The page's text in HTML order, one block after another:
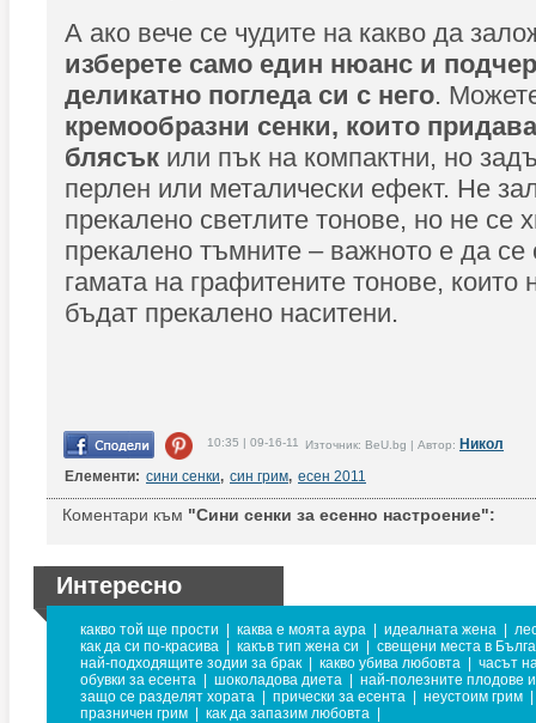
А ако вече се чудите на какво да
изберете само един нюанс и
деликатно погледа си с него.
кремообразни сенки, които
блясък или пък на компактни, но
перлен или металически ефект. Не
прекалено светлите тонове, но не се
прекалено тъмните – важното е да се
гамата на графитените тонове, които
бъдат прекалено наситени.
10:35 | 09-16-11 Източник: BeU.bg | Автор: Никол
Елементи: сини сенки, син грим, есен 2011
Коментари към "Сини сенки за есенно настроение":
Интересно
какво той ще прости каква е моята аура идеалната жена
как да си по-красива
какъв тип жена си
свещени места в
най-подходящите зодии за брак
какво убива любовта
часът
обувки за есента
шоколадова диета
най-полезните плодове
защо се разделят хората
прически за есента неустоим грим
празничен грим
как да запазим любовта